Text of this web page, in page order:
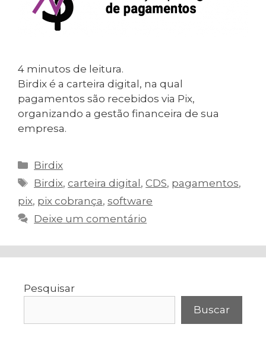
4 minutos de leitura.
Birdix é a carteira digital, na qual
pagamentos são recebidos via Pix,
organizando a gestão financeira de sua
empresa.
Categorias
Birdix
Tags
Birdix,carteira digital ,CDS, pagamentos,
pix, pix cobrança, software
Deixe um comentário
Pesquisar
Buscar